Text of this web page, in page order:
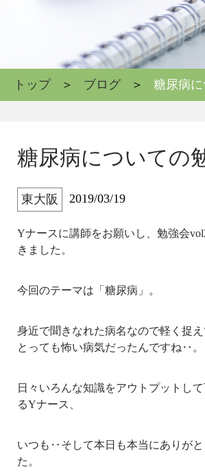
トップ ブログ 糖尿病
糖尿病についての
東大阪 2019/03/19
Yナースに講師をお願いし、勉強会
きました。
今回のテーマは「糖尿病」。
身近で聞きなれた病名なので軽く捉え
とっても怖い病気だったんですね‥。
日々いろんな知識をアウトプットし
るYナース、
いつも‥そして本日も本当にありがと
た。